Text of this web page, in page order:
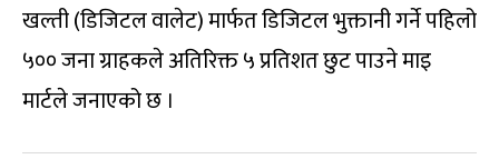
खल्ती (डिजिटल वालेट) मार्फत डिजिटल भुक्तानी गर्ने पहिलो
५०० जना ग्राहकले अतिरिक्त ५ प्रतिशत छुट पाउने माइ
मार्टले जनाएको छ ।